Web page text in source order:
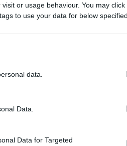
or usage behaviour. You may
to use your data for below
data.
Data.
Data for Targeted
ΚΥΚΛΑΔΕΣ Στις
έχει φτάσει τις
μια από τις πιο
και η Άνδρος. «Ό,τι δε
ΠΟΛΙΟΡΚΙΑ: